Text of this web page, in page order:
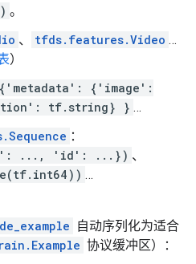
。
、 tfds.features.Video …
）
{'metadata': {'image':
tf.string} } …
：
..., 'id': ...}) 、
…
自动序列化为适合
协议缓冲区）：